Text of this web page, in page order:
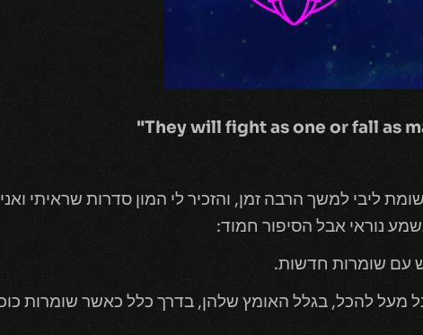
והזכיר לי המון סדרות שראיתי
נוראי אבל הסיפור חמוד:
עם שומרות חדשות.
מעל להכל, בגלל האומץ שלהן, בדרך כלל כאשר שומרות